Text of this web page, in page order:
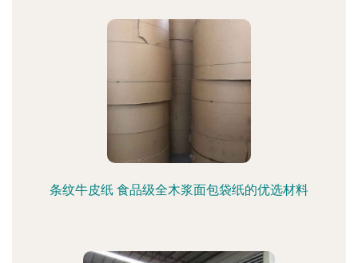
条纹牛皮纸 食品级全木浆面包袋纸的优选材料